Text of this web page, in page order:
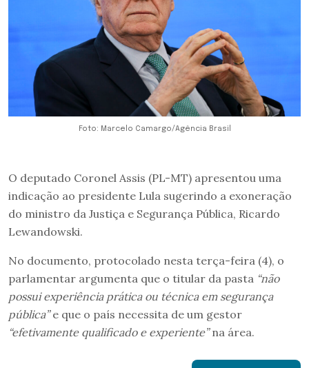
Foto: Marcelo Camargo/Agência Brasil
O deputado Coronel Assis (PL-MT) apresentou uma
indicação ao presidente Lula sugerindo a exoneração
do ministro da Justiça e Segurança Pública, Ricardo
Lewandowski.
No documento, protocolado nesta terça-feira (4), o
parlamentar argumenta que o titular da pasta “não
possui experiência prática ou técnica em segurança
pública”e que o país necessita de um gestor
“efetivamente qualificado e experiente”na área.